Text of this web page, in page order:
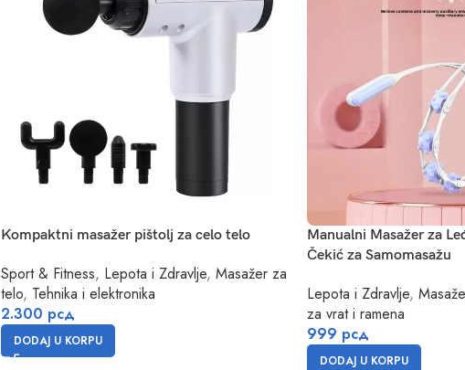
Kompaktni masažer pištolj za celo telo
Sport & Fitness, Lepota i Zdravlje, Masažer za
telo, Tehnika i elektronika
2.300 рсд
DODAJ U KORPU
Manualni Masažer za
Čekić za Samomasažu
Lepota i Zdravlje,
za vrat i ramena
999 рсд
DODAJ U KORPU